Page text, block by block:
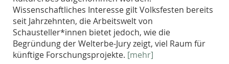
Wissenschaftliches Interesse gilt Volksfesten bereits
seit Jahrzehnten, die Arbeitswelt von
Schausteller*innen bietet jedoch, wie die
Begründung der Welterbe-Jury zeigt, viel Raum für
künftige Forschungsprojekte. [mehr]